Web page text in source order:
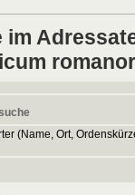
im
(Name, Ort,